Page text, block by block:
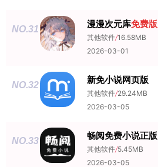
NO.31 漫漫次元库免费版
其他软件/16.58MB
2026-03-01
NO.32 新免小说网页版
其他软件/29.24MB
2026-03-05
NO.33 畅阅免费小说正版
其他软件/5.45MB
2026-03-05